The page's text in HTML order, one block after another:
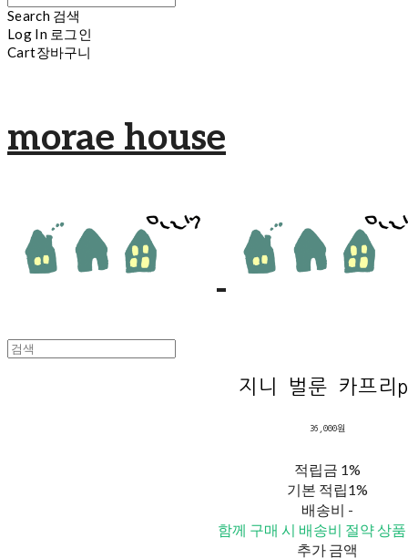
Search 검색
Log In 로그인
Cart장바구니
morae house
지니 벌룬 카프리
36,000원
적립금 1%
기본 적립1%
배송비 -
함께 구매 시 배송비 절약 상
추가 금액